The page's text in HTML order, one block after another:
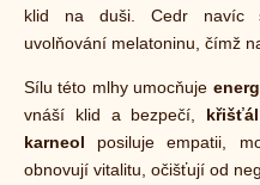
klid na duši. Cedr navíc
uvolňování melatoninu, čímž
Sílu této mlhy umocňuje
vnáší klid a bezpečí, křišťál
karneol posiluje empatii,
obnovují vitalitu, očišťují od